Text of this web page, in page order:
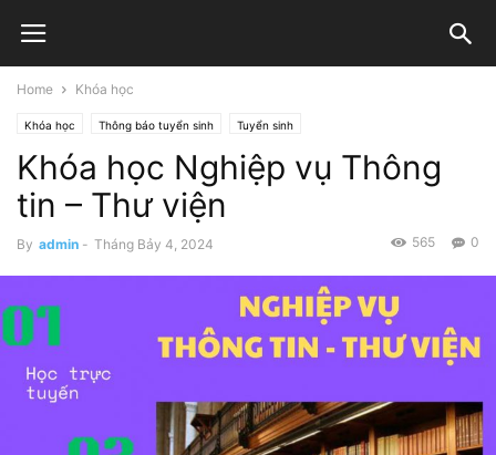
Home Khóa học
Khóa học Thông báo tuyển sinh Tuyển sinh
Khóa học Nghiệp vụ Thông
tin – Thư viện
By admin - Tháng Bảy 4, 2024 0
565